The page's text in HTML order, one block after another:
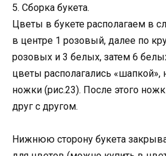
5. Сборка букета.
Цветы в букете располагаем в
в центре 1 розовый, далее по
розовых и 3 белых, затем 6
цветы располагались «шапкой»,
ножки (рис.23). После этого
друг с другом.
Нижнюю сторону букета